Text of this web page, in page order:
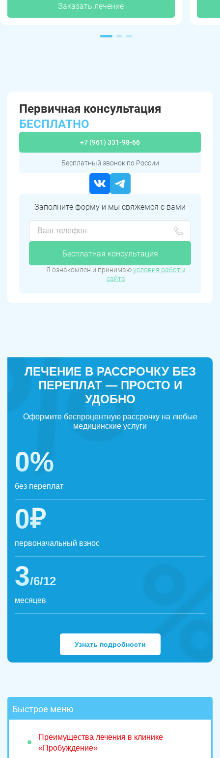
Заказать лечение
Первичная консультация
БЕСПЛАТНО
+7 (961) 331-98-66
Бесплатный звонок по России
Заполните форму и мы свяжемся с вами
Бесплатная консультация
Я ознакомлен и принимаюусловия работы
сайта
ЛЕЧЕНИЕ В РАССРОЧКУ БЕЗ
ПЕРЕПЛАТ — ПРОСТО И
УДОБНО
Оформите беспроцентную рассрочку на любые
медицинские услуги
0%
без переплат
0₽
первоначальный взнос
3/6/12
месяцев
Узнать подробности
Быстрое меню
Преимущества лечения в клинике
«Пробуждение»